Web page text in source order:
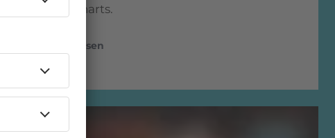
den Charts.
mehr lesen